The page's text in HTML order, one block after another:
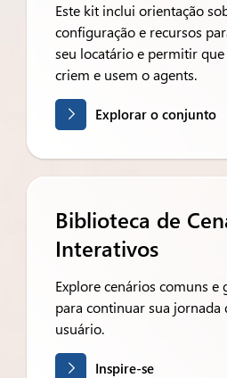
Este kit inclui orientação
configuração e recursos
seu locatário e permitir que
criem e usem o agents.
Explorar o conjunto
Biblioteca de
Interativos
Explore cenários comuns e
para continuar sua jornada
usuário.
Inspire-se